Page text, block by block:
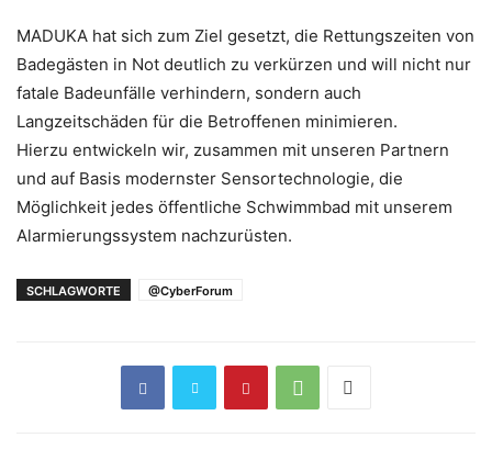
MADUKA hat sich zum Ziel gesetzt, die Rettungszeiten von
Badegästen in Not deutlich zu verkürzen und will nicht nur
fatale Badeunfälle verhindern, sondern auch
Langzeitschäden für die Betroffenen minimieren.
Hierzu entwickeln wir, zusammen mit unseren Partnern
und auf Basis modernster Sensortechnologie, die
Möglichkeit jedes öffentliche Schwimmbad mit unserem
Alarmierungssystem nachzurüsten.
SCHLAGWORTE @CyberForum